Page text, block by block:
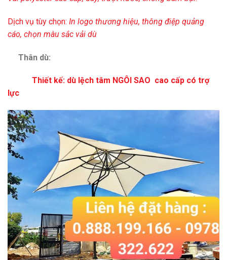
Dịch vụ tùy chọn: In logo thương hiệu, thông điệp quảng
cáo, chọn màu sắc vải dù
Thân dù:
Thiết kế: dù lệch tâm NGÔI SAO cao cấp có trợ
lực